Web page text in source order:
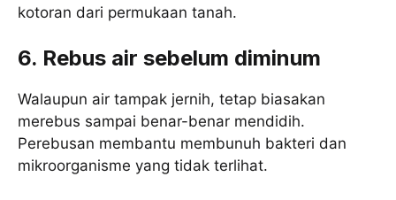
kotoran dari permukaan tanah.
6. Rebus air sebelum diminum
Walaupun air tampak jernih, tetap biasakan
merebus sampai benar-benar mendidih.
Perebusan membantu membunuh bakteri dan
mikroorganisme yang tidak terlihat.